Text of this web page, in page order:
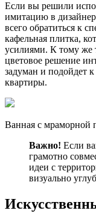
Если вы решили
имитацию в
всего обратиться к
кафельная плитка,
усилиями. К тому же
цветовое решение
задуман и подойдет
квартиры.
Ванная с мраморной
Важно! Если
грамотно
идеи с
визуально